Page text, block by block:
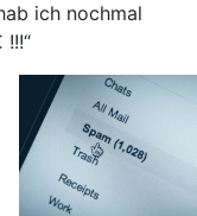
ich nochmal